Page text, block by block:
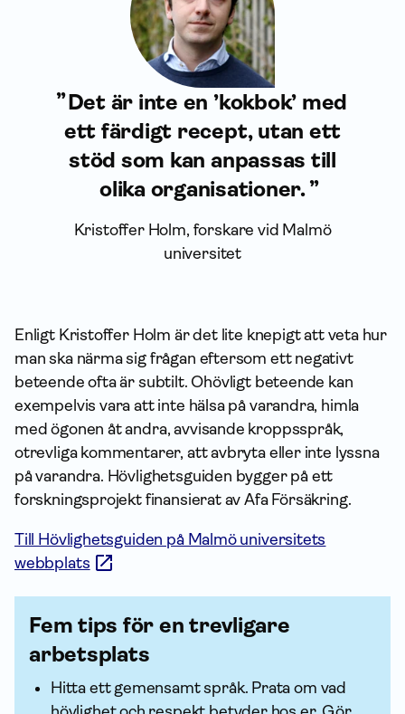
Det är inte en ’kokbok’ med
ett färdigt recept, utan ett
stöd som kan anpassas till
olika organisationer.
Kristoffer Holm, forskare vid Malmö
universitet
Enligt Kristoffer Holm är det lite knepigt att veta hur
man ska närma sig frågan eftersom ett negativt
beteende ofta är subtilt. Ohövligt beteende kan
exempelvis vara att inte hälsa på varandra, himla
med ögonen åt andra, avvisande kroppsspråk,
otrevliga kommentarer, att avbryta eller inte lyssna
på varandra. Hövlighetsguiden bygger på ett
forsknings­projekt finansierat av Afa För­säkring.
Till Hövlighetsguiden på Malmö universitets
webbplats
Fem tips för en trevligare
arbetsplats
Hitta ett gemensamt språk. Prata om vad